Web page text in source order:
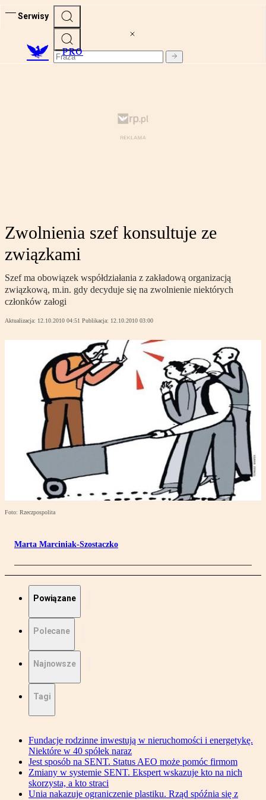
Serwisy
PRO
Zwolnienia szef konsultuje ze
związkami
Szef ma obowiązek współdziałania z zakładową organizacją
związkową, m.in. gdy decyduje się na zwolnienie niektórych
członków załogi
Aktualizacja: 12.10.2010 04:51 Publikacja: 12.10.2010 03:00
Foto: Rzeczpospolita
Marta Marciniak-Szostaczko
Powiązane
Polecane
Najnowsze
Tagi
Fundacje rodzinne inwestują w nieruchomości i energetykę.
Niektóre w 40 spółek naraz
Jest sposób na SENT. Status AEO może pomóc firmom
Zmiany w systemie SENT. Ekspert wskazuje kto na nich
skorzysta, a kto straci
Unia nakazuje ograniczenie plastiku. Rząd spóźnia się z